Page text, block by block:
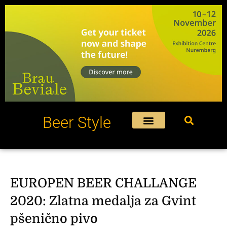
Пређи
садржај
Beer Style
EUROPEN BEER CHALLANGE
2020: Zlatna medalja za Gvint
pšenično pivo